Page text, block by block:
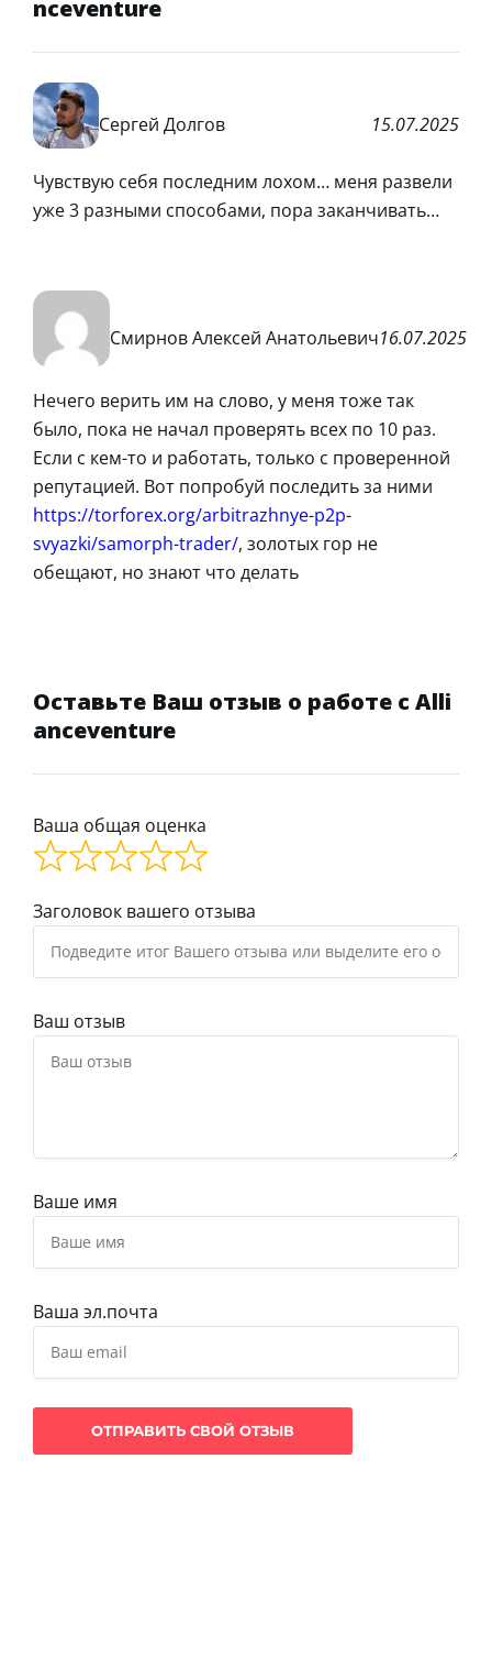
nceventure
Сергей Долгов 15.07.2025
Чувствую себя последним лохом… меня развели
уже 3 разными способами, пора заканчивать…
Смирнов Алексей Анатольевич16.07.2025
Нечего верить им на слово, у меня тоже так
было, пока не начал проверять всех по 10 раз.
Если с кем-то и работать, только с проверенной
репутацией. Вот попробуй последить за ними
https://torforex.org/arbitrazhnye-p2p-
svyazki/samorph-trader/, золотых гор не
обещают, но знают что делать
Оставьте Ваш отзыв о работе с Alli
anceventure
Ваша общая оценка
Заголовок вашего отзыва
Ваш отзыв
Ваше имя
Ваша эл.почта